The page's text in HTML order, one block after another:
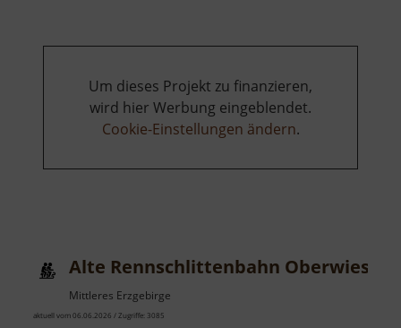
Um dieses Projekt zu finanzieren,
wird hier Werbung eingeblendet.
Cookie-Einstellungen ändern.
Alte Rennschlittenbahn
Mittleres Erzgebirge
aktuell vom 06.06.2026 / Zugriffe: 3085